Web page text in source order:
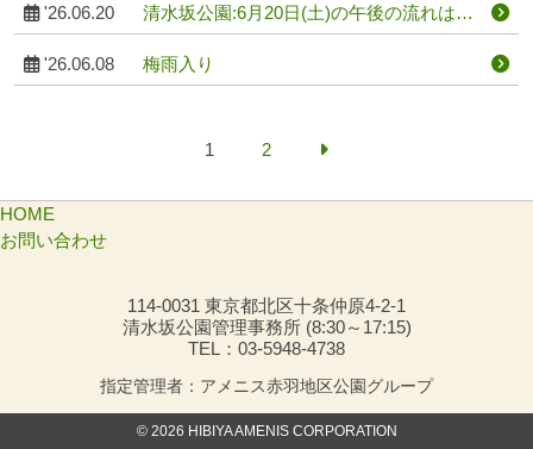
清水坂公園:6月20日(土)の午後の流れは中
止とします。
'26.06.20
梅雨入り
'26.06.08
1 2
HOME
お問い合わせ
114-0031 東京都北区十条仲原4-2-1
清水坂公園管理事務所 (8:30～17:15)
TEL：03-5948-4738
指定管理者：アメニス赤羽地区公園グループ
© 2026 HIBIYA AMENIS CORPORATION